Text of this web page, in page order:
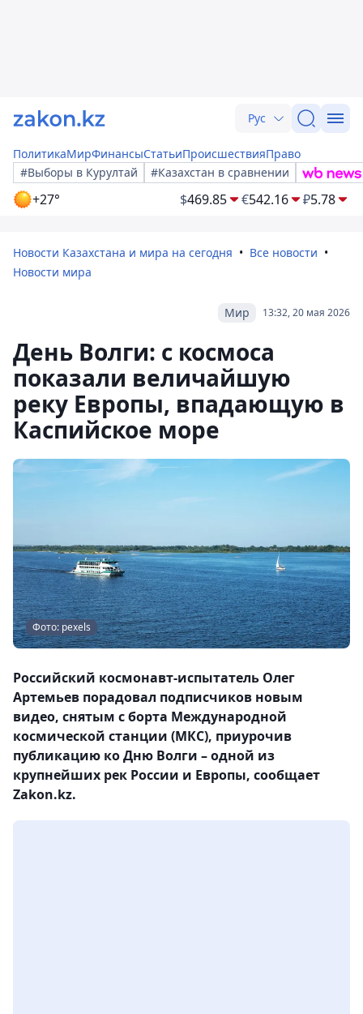
Рус
ПолитикаМирФинансыСтатьиПроисшествияПраво
#Выборы в Курултай
#Казахстан в сравнении
+27° $469.85 €542.16 ₽5.78
Новости Казахстана и мира на сегодня
Все новости
Новости мира
13:32, 20 мая 2026
Мир
День Волги: с космоса
показали величайшую
реку Европы, впадающую в
Каспийское море
Фото: pexels
Российский космонавт-испытатель Олег
Артемьев порадовал подписчиков новым
видео, снятым с борта Международной
космической станции (МКС), приурочив
публикацию ко Дню Волги – одной из
крупнейших рек России и Европы, сообщает
Zakon.kz.